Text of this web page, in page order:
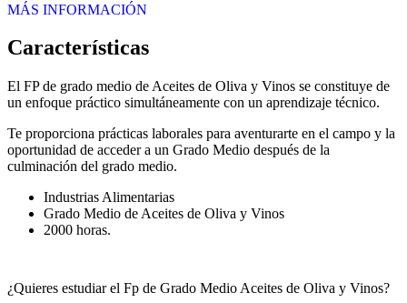
MÁS INFORMACIÓN
Características
El FP de grado medio de Aceites de Oliva y Vinos se constituye de
un enfoque práctico simultáneamente con un aprendizaje técnico.
Te proporciona prácticas laborales para aventurarte en el campo y la
oportunidad de acceder a un Grado Medio después de la
culminación del grado medio.
Industrias Alimentarias
Grado Medio de Aceites de Oliva y Vinos
2000 horas.
¿Quieres estudiar el Fp de Grado Medio Aceites de Oliva y Vinos?